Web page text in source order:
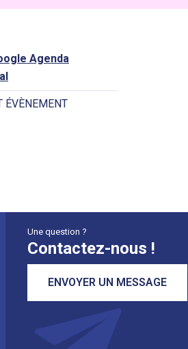
Agenda
ÉVÈNEMENT
Une question ?
Contactez-nous !
ENVOYER UN MESSAGE